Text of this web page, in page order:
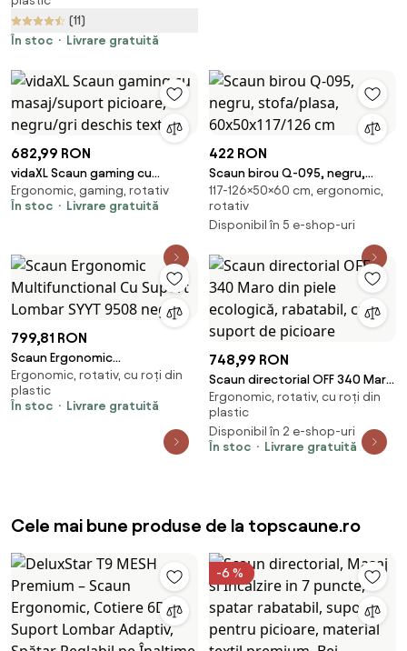
Încălzire, Scaun Birou Reglabil
pe Înălțime, 65x70x111-119 cm,
Maro | Aosom Romania
(11)
În stoc
Livrare gratuită
682,99 RON
vidaXL Scaun gaming cu
masaj/suport picioare,
negru/gri deschis textil
Ergonomic, gaming, rotativ
În stoc
Livrare gratuită
422 RON
Scaun birou Q-095, negru,
stofa/plasa, 60x50x117/126 cm
117-126×50×60 cm, ergonomic,
rotativ
Disponibil în 5 e-shop-uri
799,81 RON
Scaun Ergonomic
Multifunctional Cu Suport
Lombar SYYT 9508 negru
Ergonomic, rotativ, cu roți din
plastic
În stoc
Livrare gratuită
748,99 RON
Scaun directorial OFF 340 Maro
din piele ecologică, rabatabil,
cu suport de picioare
Ergonomic, rotativ, cu roți din
plastic
Disponibil în 2 e-shop-uri
În stoc
Livrare gratuită
Cele mai bune produse de la topscaune.ro
-6 %